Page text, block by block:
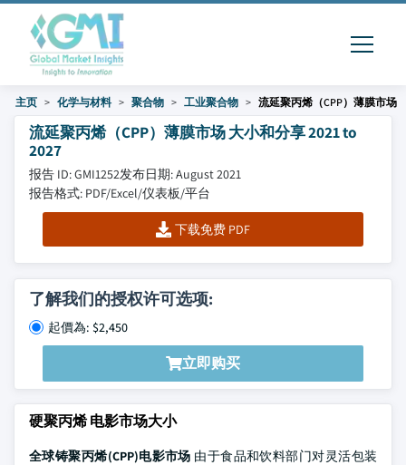
主页 化学与材料 聚合物 工业聚合物 流延聚丙烯（CPP）薄膜市场
流延聚丙烯（CPP）薄膜市场 大小和分享 2021 to
2027
报告 ID: GMI1252发布日期: August 2021
报告格式: PDF/Excel/仪表板/平台
下载免费 PDF
了解我们的授权许可选项:
起價為: $2,450
立即购买
硬聚丙烯 电影市场大小
全球铸聚丙烯(CPP)电影市场 由于食品和饮料部门对灵活包装